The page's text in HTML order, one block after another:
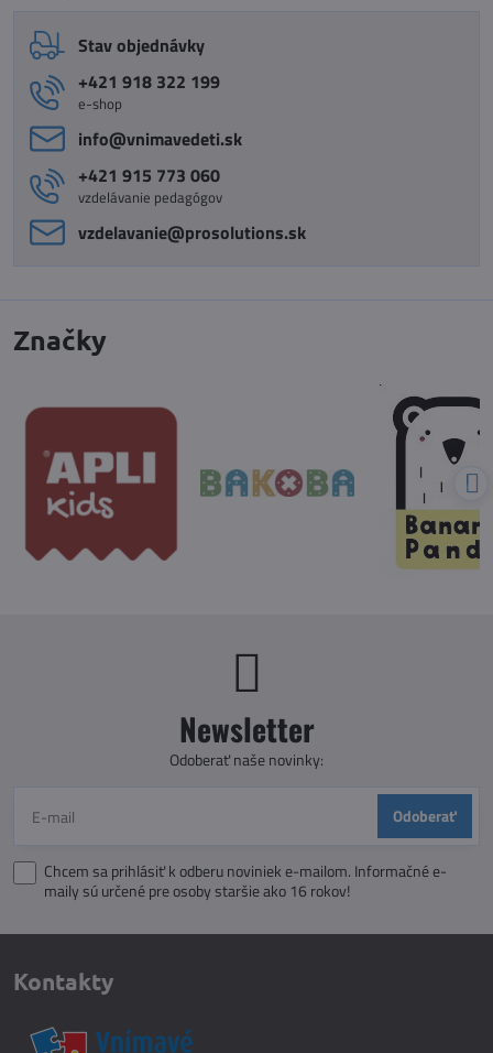
Stav objednávky
+421 918 322 199
e-shop
info​@vnimavedeti​.sk
+421 915 773 060
vzdelávanie pedagógov
vzdelavanie​@prosolutions​.sk
Značky
Newsletter
Odoberať naše novinky:
Odoberať
Chcem sa prihlásiť k odberu noviniek e-mailom. Informačné e-
maily sú určené pre osoby staršie ako 16 rokov!
Kontakty